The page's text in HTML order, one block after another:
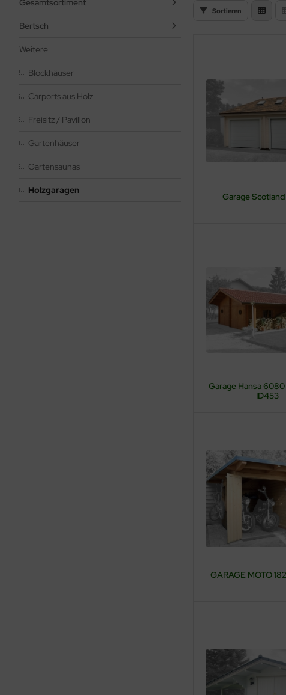
Gesamtsortiment
Bertsch
Weitere
Blockhäuser
Carports aus Holz
Freisitz / Pavillon
Gartenhäuser
Gartensaunas
Holzgaragen
Sortieren
Garage
Garage Hansa 6080
ID453
GARAGE MOTO